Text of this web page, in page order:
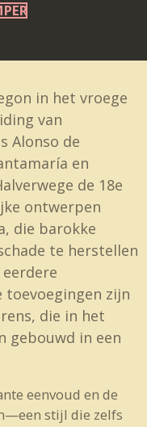
in het vroege
van
Alonso de
en
de 18e
ontwerpen
die barokke
te herstellen
toevoegingen zijn
die in het
gebouwd in een
eenvoud en de
stijl die zelfs